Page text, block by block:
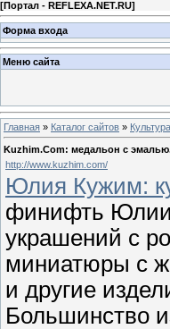
[Портал - REFLEXA.NET.RU]
Форма входа
Меню сайта
Главная » Каталог сайтов »
Kuzhim.Com: медальон с
http://www.kuzhim.com/
Юлия Кужим:
финифть
украшений с
миниатюры с
и другие
Большинство